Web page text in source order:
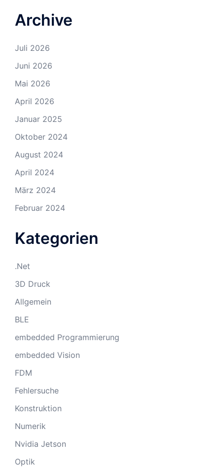
Archive
Juli 2026
Juni 2026
Mai 2026
April 2026
Januar 2025
Oktober 2024
August 2024
April 2024
März 2024
Februar 2024
Kategorien
.Net
3D Druck
Allgemein
BLE
embedded Programmierung
embedded Vision
FDM
Fehlersuche
Konstruktion
Numerik
Nvidia Jetson
Optik